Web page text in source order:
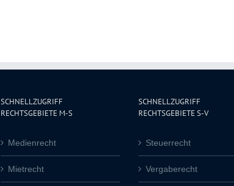
SCHNELLZUGRIFF
RECHTSGEBIETE M-S
Medienrecht
Mietrecht
SCHNELLZUGRIFF
RECHTSGEBIETE S-V
Steuerrecht
Vergaberecht